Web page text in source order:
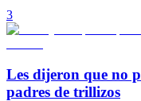
3
Les dijeron que no
padres de trillizos